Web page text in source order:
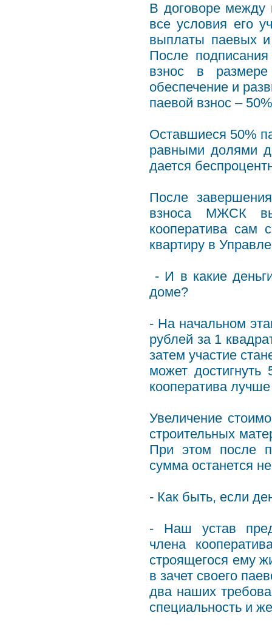
В договоре между
все условия его
выплаты паевых
После
взнос в
обеспечение и
паевой взнос –
Оставшиеся 50%
равными долями
дается
После
взноса МЖСК
кооператива сам
квартиру в
- И в какие
доме?
- На начальном
рублей за 1
затем участие
может
кооператива
Увеличение
строительных
При этом после
сумма останется
- Как быть, если
- Наш устав
члена
строящегося ему
в зачет своего
два наших
специальность и